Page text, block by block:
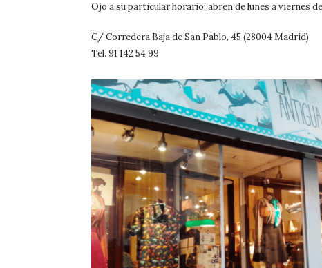
Ojo a su particular horario: abren de lunes a viernes de
C/ Corredera Baja de San Pablo, 45 (28004 Madrid)
Tel. 91 142 54 99